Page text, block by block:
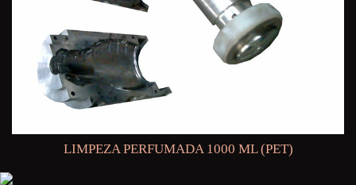
LIMPEZA PERFUMADA 1000 ML (PET)